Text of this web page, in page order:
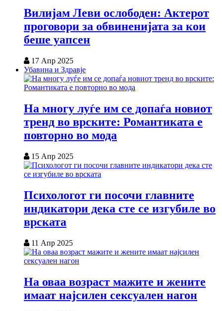
Вилијам Леви ослободен: Актерот
проговори за обвиненијата за кои
беше уапсен
17 Апр 2025
Убавина и Здравје
На многу луѓе им се допаѓа новиот
тренд во врските: Романтиката е
повторно во мода
15 Апр 2025
Психологот ги посочи главните
индикатори дека сте се изгубиле во
врската
11 Апр 2025
На оваа возраст мажите и жените
имаат најсилен сексуален нагон